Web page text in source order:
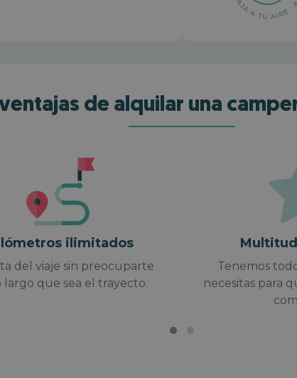
de alquilar una
ilimitados
del viaje sin preocuparte
largo que sea el trayecto.
Tenemos
necesitas para